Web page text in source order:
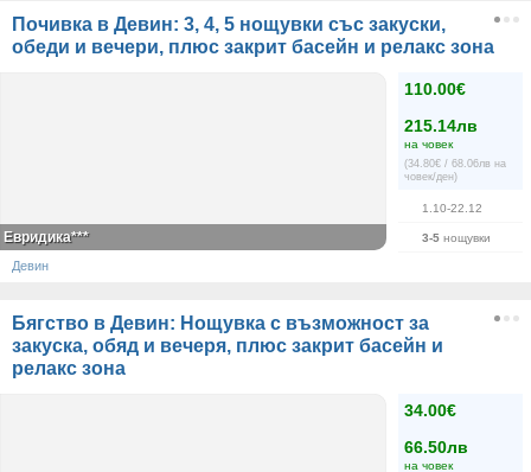
Почивка в Девин: 3, 4, 5 нощувки със закуски,
обеди и вечери, плюс закрит басейн и релакс зона
110.00€
215.14лв
на човек
(34.80€ / 68.06лв на
човек/ден)
1.10-22.12
3-5 нощувки
Евридика***
Девин
Бягство в Девин: Нощувка с възможност за
закуска, обяд и вечеря, плюс закрит басейн и
релакс зона
34.00€
66.50лв
на човек